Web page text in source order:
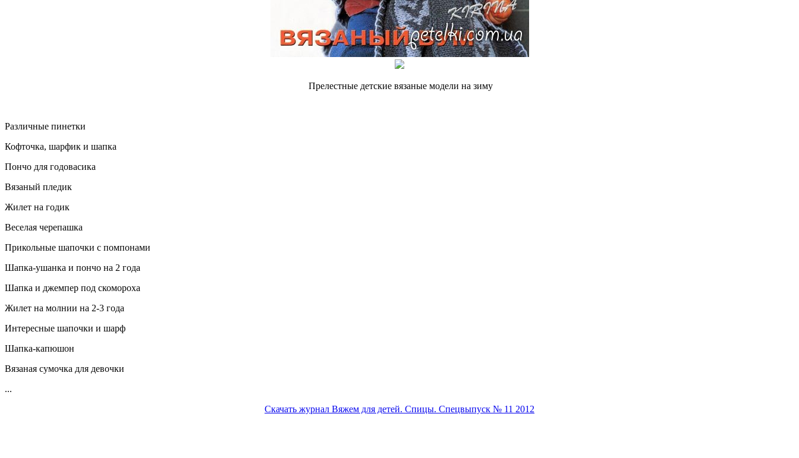
Прелестные детские вязаные модели на зиму
Различные пинетки
Кофточка, шарфик и шапка
Пончо для годовасика
Вязаный пледик
Жилет на годик
Веселая черепашка
Прикольные шапочки с помпонами
Шапка-ушанка и пончо на 2 года
Шапка и джемпер под скомороха
Жилет на молнии на 2-3 года
Интересные шапочки и шарф
Шапка-капюшон
Вязаная сумочка для девочки
...
Скачать журнал Вяжем для детей. Спицы. Спецвыпуск № 11 2012